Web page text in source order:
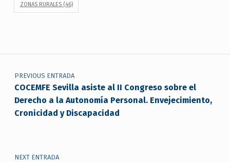
ZONAS RURALES(46)
Navegación de entradas
PREVIOUS ENTRADA
COCEMFE Sevilla asiste al II Congreso sobre el
Derecho a la Autonomía Personal. Envejecimiento,
Cronicidad y Discapacidad
NEXT ENTRADA